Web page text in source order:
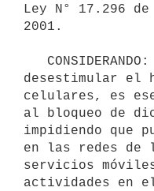
Ley N° 17.296
2001.
desestimular el
celulares, es
al bloqueo de
impidiendo que
en las redes de
servicios
actividades en